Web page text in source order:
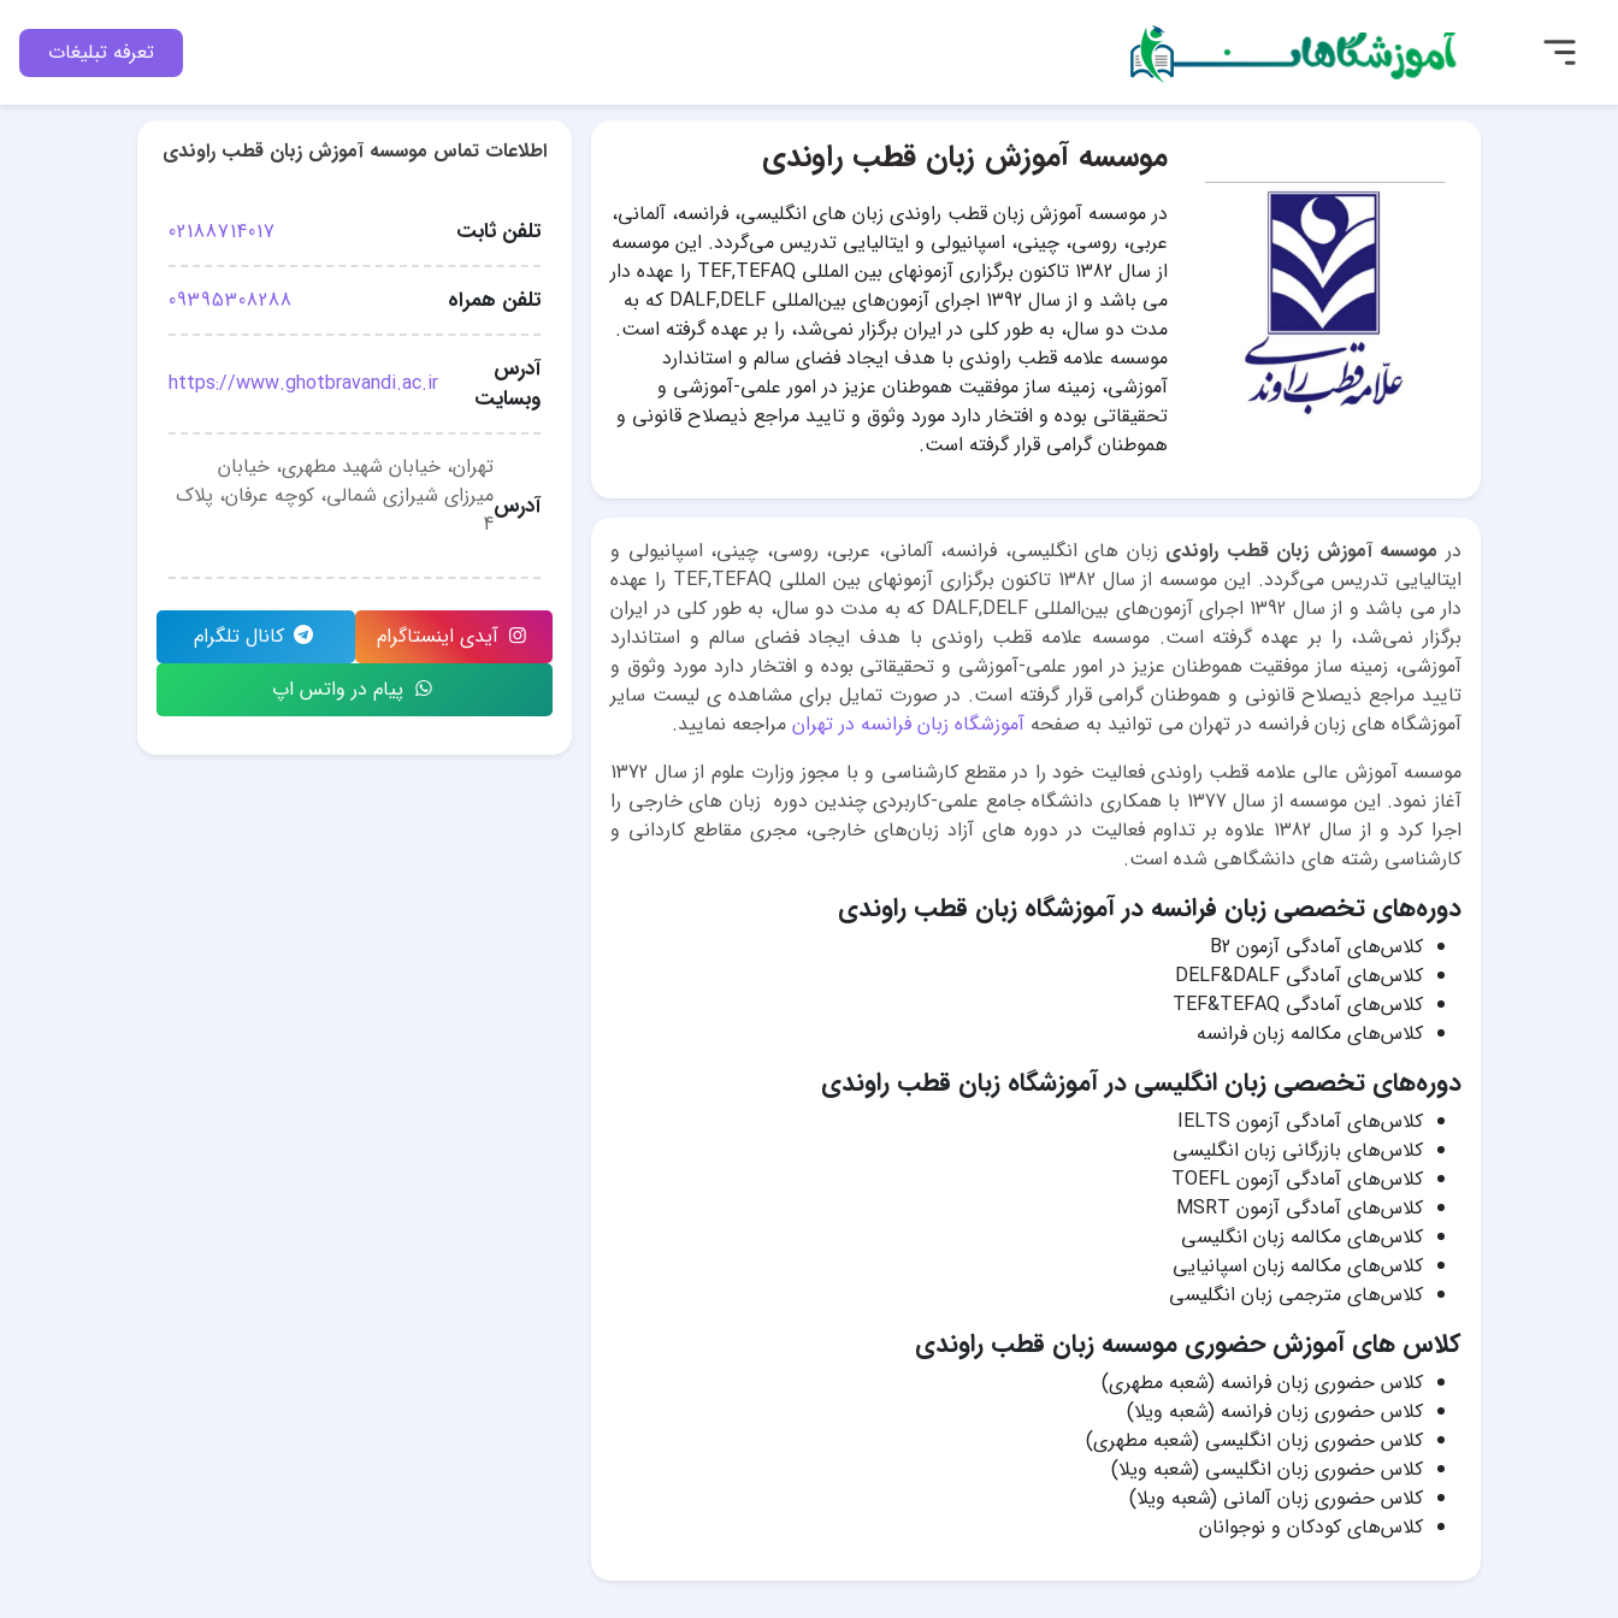
تعرفه تبلیغات
موسسه آموزش زبان قطب راوندی
در موسسه آموزش زبان قطب راوندی زبان های انگلیسی، فرانسه، آلمانی،
عربی، روسی، چینی، اسپانیولی و ایتالیایی تدریس می‌گردد. این موسسه
از سال 1382 تا‌کنون برگزاری آزمونهای بین المللی TEF,TEFAQ را عهده دار
می باشد و از سال 1392 اجرای آزمون‌های بین‌المللی DALF,DELF که به
مدت دو سال، به طور کلی در ایران برگزار نمی‌شد، را بر عهده گرفته است.
موسسه علامه قطب راوندی با هدف ایجاد فضای سالم و استاندارد
آموزشی، زمینه ساز موفقیت هموطنان عزیز در امور علمی-آموزشی و
تحقیقاتی بوده و افتخار دارد مورد وثوق و تایید مراجع ذیصلاح قانونی و
هموطنان گرامی قرار گرفته است.
در موسسه آموزش زبان قطب راوندی زبان های انگلیسی، فرانسه، آلمانی، عربی، روسی، چینی، اسپانیولی و
ایتالیایی تدریس می‌گردد. این موسسه از سال 1382 تا‌کنون برگزاری آزمونهای بین المللی TEF,TEFAQ را عهده
دار می باشد و از سال 1392 اجرای آزمون‌های بین‌المللی DALF,DELF که به مدت دو سال، به طور کلی در ایران
برگزار نمی‌شد، را بر عهده گرفته است. موسسه علامه قطب راوندی با هدف ایجاد فضای سالم و استاندارد
آموزشی، زمینه ساز موفقیت هموطنان عزیز در امور علمی-آموزشی و تحقیقاتی بوده و افتخار دارد مورد وثوق و
تایید مراجع ذیصلاح قانونی و هموطنان گرامی قرار گرفته است. در صورت تمایل برای مشاهده ی لیست سایر
آموزشگاه های زبان فرانسه در تهران می توانید به صفحه آموزشگاه زبان فرانسه در تهران مراجعه نمایید.
موسسه آموزش عالی علامه قطب راوندی فعالیت خود را در مقطع کارشناسی و با مجوز وزارت علوم از سال 1372
آغاز نمود. این موسسه از سال 1377 با همکاری دانشگاه جامع علمی-کاربردی چندین دوره زبان های خارجی را
اجرا کرد و از سال 1382 علاوه بر تداوم فعالیت در دوره های آزاد زبان‌های خارجی، مجری مقاطع کاردانی و
کارشناسی رشته های دانشگاهی شده است.
دوره‌های تخصصی زبان فرانسه در آموزشگاه زبان قطب راوندی
کلاس‌های آمادگی آزمون B2
کلاس‌های آمادگی DELF&DALF
کلاس‌های آمادگی TEF&TEFAQ
کلاس‌های مکالمه زبان فرانسه
دوره‌های تخصصی زبان انگلیسی در آموزشگاه زبان قطب راوندی
کلاس‌های آمادگی آزمون IELTS
کلاس‌های بازرگانی زبان انگلیسی
کلاس‌های آمادگی آزمون TOEFL
کلاس‌های آمادگی آزمون MSRT
کلاس‌های مکالمه زبان انگلیسی
کلاس‌های مکالمه زبان اسپانیایی
کلاس‌های مترجمی زبان انگلیسی
کلاس های آموزش حضوری موسسه زبان قطب راوندی
کلاس حضوری زبان فرانسه (شعبه مطهری)
کلاس حضوری زبان فرانسه (شعبه ویلا)
کلاس حضوری زبان انگلیسی (شعبه مطهری)
کلاس حضوری زبان انگلیسی (شعبه ویلا)
کلاس حضوری زبان آلمانی (شعبه ویلا)
کلاس‌های کودکان و نوجوانان
اطلاعات تماس موسسه آموزش زبان قطب راوندی
تلفن ثابت 02188714017
تلفن همراه 09395308288
آدرس
وبسایت
https://www.ghotbravandi.ac.ir
آدرس
تهران، خیابان شهید مطهری، خیابان
میرزای شیرازی شمالی، کوچه عرفان، پلاک
4
آیدی اینستاگرام
کانال تلگرام
پیام در واتس اپ